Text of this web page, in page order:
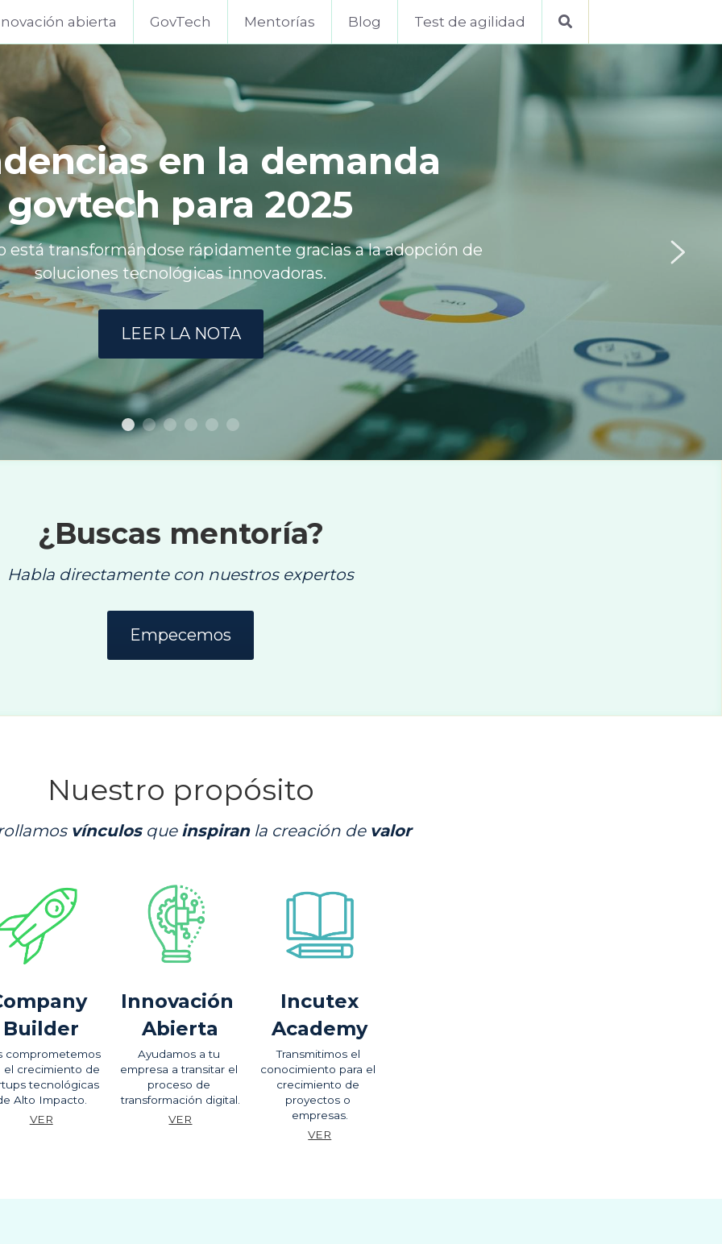
abierta GovTech Mentorías Blog Test de agilidad
el caso de éxito de Incutex
la transformación digital
el sector público
como proveedor de la Municipalidad de Córdoba
LEER MÁS
¿Buscas mentoría?
Habla directamente con nuestros expertos
Empecemos
Nuestro propósito
vínculos que inspiran la creación de valor
Builder
comprometemos
el crecimiento de
tecnológicas
Alto Impacto.
VER
Innovación
Abierta
Ayudamos a tu
empresa a transitar el
proceso de
transformación digital.
VER
Incutex
Academy
Transmitimos el
conocimiento para el
crecimiento de
proyectos o
empresas.
VER